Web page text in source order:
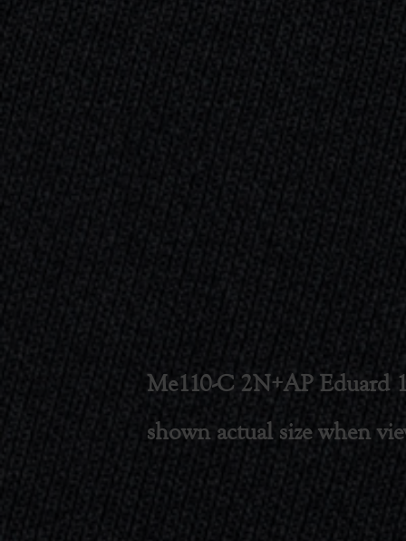
Me110-C 2N+AP Eduard
shown actual size when